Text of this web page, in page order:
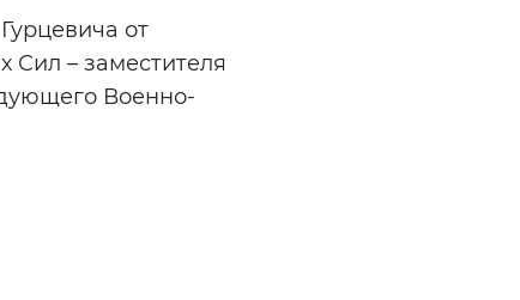
от
Сил – заместителя
Военно-